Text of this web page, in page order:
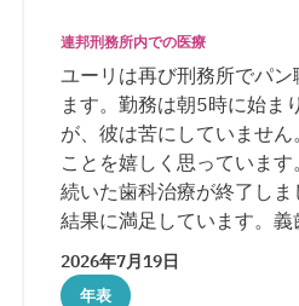
連邦刑務所内での医療
ユーリは再び刑務所でパ
ます。勤務は朝5時に始ま
が、彼は苦にしていませ
ことを嬉しく思っていま
続いた歯科治療が終了し
結果に満足しています。義
自然な見た目になっていま
2026年7月19日
年表